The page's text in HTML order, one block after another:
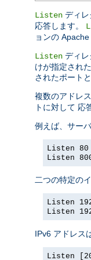
Listen ディ
応答します。
ョンの
Listen ディ
けが指定され
されたポート
複数のアドレ
トに対して 応
例えば、サー
Listen 80
Listen
二つの特定の
Listen
Listen
IPv6 アドレス
Listen